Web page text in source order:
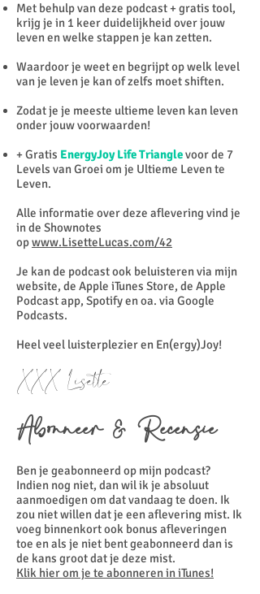
Met behulp van deze podcast + gratis tool,
krijg je in 1 keer duidelijkheid over jouw
leven en welke stappen je kan zetten.
Waardoor je weet en begrijpt op welk level
van je leven je kan of zelfs moet shiften.
Zodat je je meeste ultieme leven kan leven
onder jouw voorwaarden!
+ Gratis EnergyJoy Life Trianglevoor de 7
Levels van Groei om je Ultieme Leven te
Leven.
Alle informatie over deze aflevering vind je
in de Shownotes
opwww.LisetteLucas.com/42
Je kan de podcast ook beluisteren via mijn
website, de Apple iTunes Store, de Apple
Podcast app, Spotify en oa. via Google
Podcasts.
Heel veel luisterplezier en En(ergy)Joy!
XXX Lisette
Abonneer & Recensie
Ben je geabonneerd op mijn podcast?
Indien nog niet, dan wil ik je absoluut
aanmoedigen om dat vandaag te doen. Ik
zou niet willen dat je een aflevering mist. Ik
voeg binnenkort ook bonus afleveringen
toe en als je niet bent geabonneerd dan is
de kans groot dat je deze mist.
Klik hier om je te abonneren in iTunes!